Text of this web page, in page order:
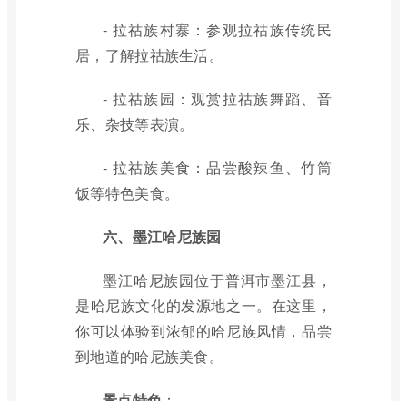
- 拉祜族村寨：参观拉祜族传统民
居，了解拉祜族生活。
- 拉祜族园：观赏拉祜族舞蹈、音
乐、杂技等表演。
- 拉祜族美食：品尝酸辣鱼、竹筒
饭等特色美食。
六、墨江哈尼族园
墨江哈尼族园位于普洱市墨江县，
是哈尼族文化的发源地之一。在这里，
你可以体验到浓郁的哈尼族风情，品尝
到地道的哈尼族美食。